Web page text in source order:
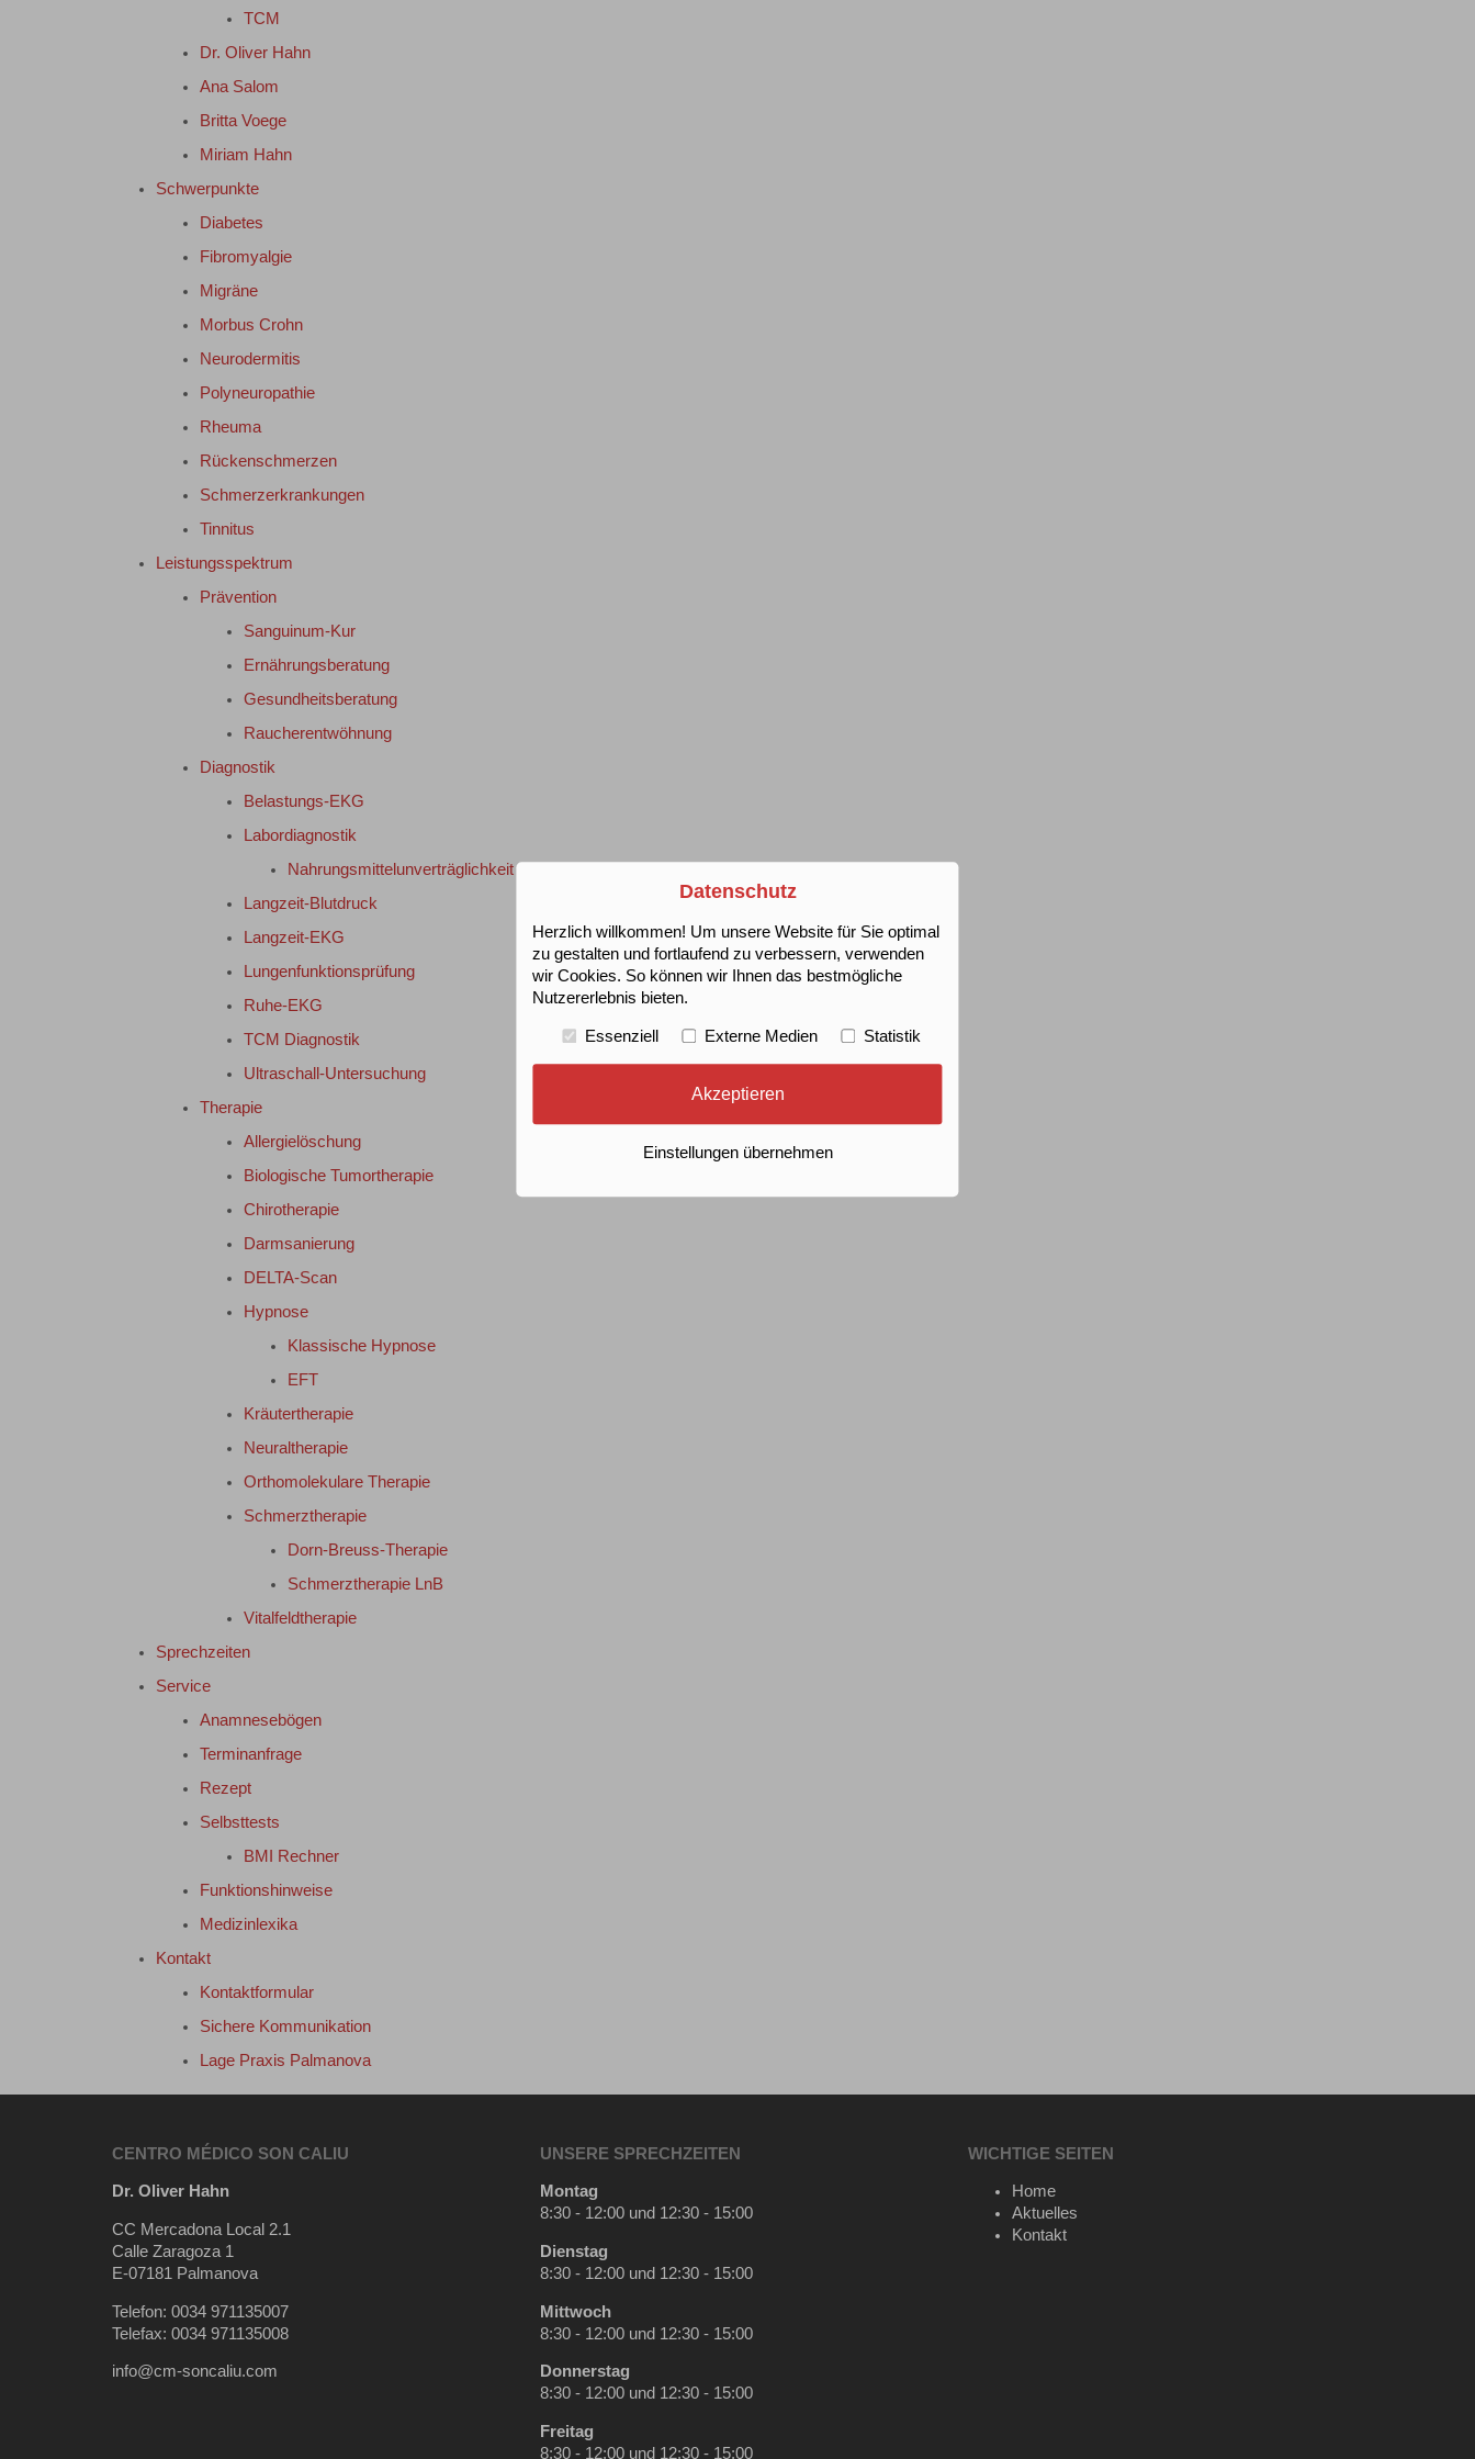
TCM
Dr. Oliver Hahn
Ana Salom
Britta Voege
Miriam Hahn
Schwerpunkte
Diabetes
Fibromyalgie
Migräne
Morbus Crohn
Neurodermitis
Polyneuropathie
Rheuma
Rückenschmerzen
Schmerzerkrankungen
Tinnitus
Leistungsspektrum
Prävention
Sanguinum-Kur
Ernährungsberatung
Gesundheitsberatung
Raucherentwöhnung
Diagnostik
Belastungs-EKG
Labordiagnostik
Nahrungsmittelunverträglichkeit
Langzeit-Blutdruck
Langzeit-EKG
Lungenfunktionsprüfung
Ruhe-EKG
TCM Diagnostik
Ultraschall-Untersuchung
Therapie
Allergielöschung
Biologische Tumortherapie
Chirotherapie
Darmsanierung
DELTA-Scan
Hypnose
Klassische Hypnose
EFT
Kräutertherapie
Neuraltherapie
Orthomolekulare Therapie
Schmerztherapie
Dorn-Breuss-Therapie
Schmerztherapie LnB
Vitalfeldtherapie
Sprechzeiten
Service
Anamnesebögen
Terminanfrage
Rezept
Selbsttests
BMI Rechner
Funktionshinweise
Medizinlexika
Kontakt
Kontaktformular
Sichere Kommunikation
Lage Praxis Palmanova
CENTRO MÉDICO SON CALIU
Dr. Oliver Hahn
CC Mercadona Local 2.1
Calle Zaragoza 1
E-07181 Palmanova
Telefon: 0034 971135007
Telefax: 0034 971135008
info@cm-soncaliu.com
UNSERE SPRECHZEITEN
Montag
8:30 - 12:00 und 12:30 - 15:00
Dienstag
8:30 - 12:00 und 12:30 - 15:00
Mittwoch
8:30 - 12:00 und 12:30 - 15:00
Donnerstag
8:30 - 12:00 und 12:30 - 15:00
Freitag
8:30 - 12:00 und 12:30 - 15:00
WICHTIGE SEITEN
Home
Aktuelles
Kontakt
Datenschutz
Herzlich willkommen! Um unsere Website für Sie optimal
zu gestalten und fortlaufend zu verbessern, verwenden
wir Cookies. So können wir Ihnen das bestmögliche
Nutzererlebnis bieten.
Essenziell Externe Medien Statistik
Akzeptieren
Einstellungen übernehmen